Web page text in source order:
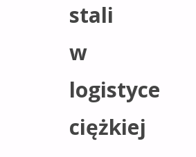
stali
w
logistyce
ciężkiej